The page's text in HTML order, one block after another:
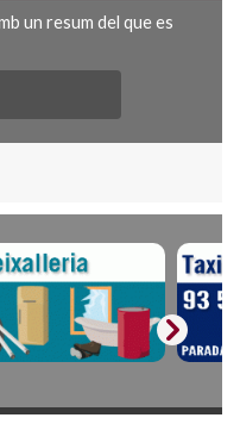
un resum del que es